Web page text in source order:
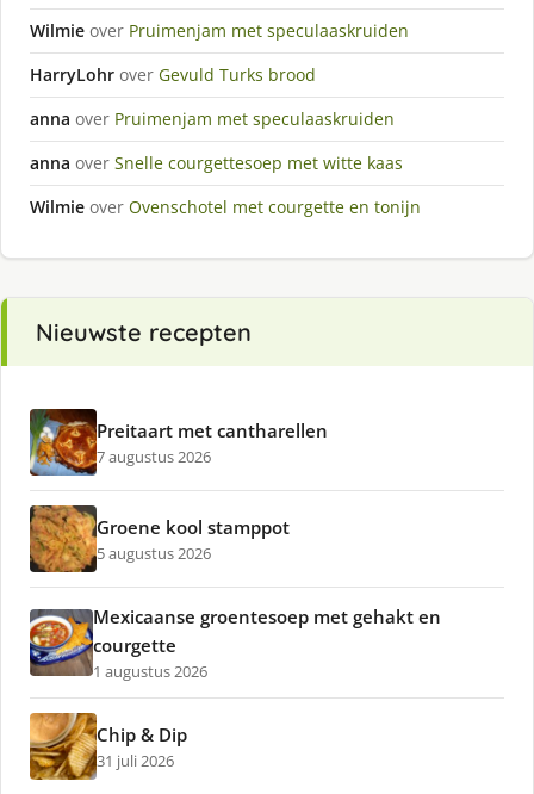
Wilmie over Pruimenjam met speculaaskruiden
HarryLohr over Gevuld Turks brood
anna over Pruimenjam met speculaaskruiden
anna over Snelle courgettesoep met witte kaas
Wilmie over Ovenschotel met courgette en tonijn
Nieuwste recepten
Preitaart met cantharellen
7 augustus 2026
Groene kool stamppot
5 augustus 2026
Mexicaanse groentesoep met gehakt en
courgette
1 augustus 2026
Chip & Dip
31 juli 2026